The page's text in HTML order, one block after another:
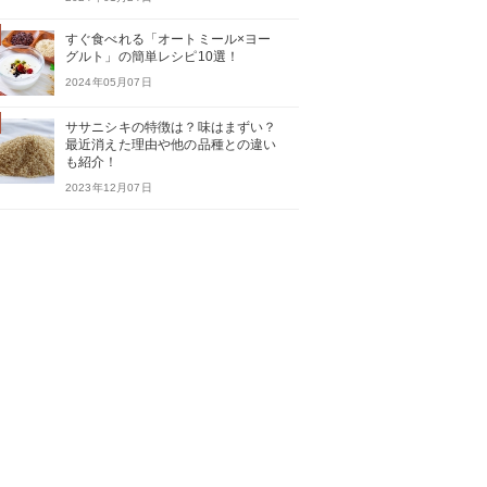
すぐ食べれる「オートミール×ヨー
グルト」の簡単レシピ10選！
2024年05月07日
ササニシキの特徴は？味はまずい？
最近消えた理由や他の品種との違い
も紹介！
2023年12月07日